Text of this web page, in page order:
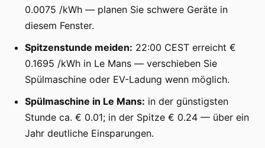
0.0075 /kWh — planen Sie schwere Geräte in
diesem Fenster.
Spitzenstunde meiden: 22:00 CEST erreicht €
0.1695 /kWh in Le Mans — verschieben Sie
Spülmaschine oder EV-Ladung wenn möglich.
Spülmaschine in Le Mans: in der günstigsten
Stunde ca. € 0.01; in der Spitze € 0.24 — über ein
Jahr deutliche Einsparungen.